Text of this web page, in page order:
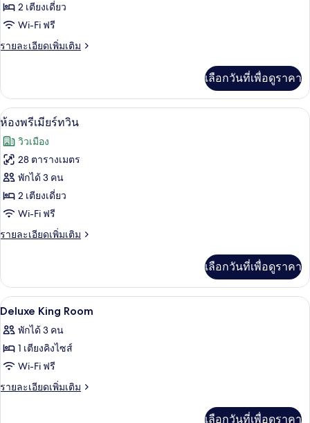
ห้อง
ดี
ลัก
ทวิน
2 เตียงเดี่ยว
Wi-Fi ฟรี
รายละเอียดเพิ่มเติม
ราย
เกี่ยว
กับ
ห้อง
ลัก
ซ์
ทวิ
น
เลือกวันที่เพื่อดูราคา
เปิด
ภาพถ่าย
ทั้งหมด
ของ
ห้อง
พรีเมียร์
ทวิน
ตู้นิรภัยในห้องพัก, โต๊ะทำงาน, พื้นที่ท
6
ห้องพรีเมียร์ทวิน
วิวเมือง
28 ตารางเมตร
พักได้ 3 คน
2 เตียงเดี่ยว
Wi-Fi ฟรี
รายละเอียดเพิ่มเติม
ราย
เกี่ยว
กับ
ห้อง
ทวิ
น
เลือกวันที่เพื่อดูราคา
เปิด
ภาพถ่าย
ทั้งหมด
ของ
Deluxe
6
Deluxe King Room
พักได้ 3 คน
1 เตียงคิงไซส์
Wi-Fi ฟรี
รายละเอียดเพิ่มเติม
ราย
เลือกวันที่เพื่อดูราคา